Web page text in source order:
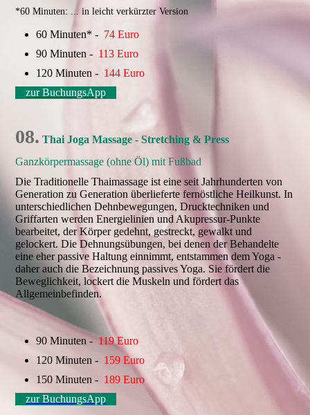
*60 Minuten: ... in leicht verkürzter Version
60 Minuten* - 74 Euro
90 Minuten - 113 Euro
120 Minuten - 144 Euro
zur BuchungsApp
08. Thai Joga Massage - Stretching & Press
Ganzkörpermassage (ohne Öl) mit Fußbad
Die Traditionelle Thaimassage ist eine seit Jahrhunderten von
Generation zu Generation überlieferte fernöstliche Heilkunst. In
unterschiedlichen Dehnbewegungen, Drucktechniken und
Griffarten werden Energielinien und Akupressur-Punkte
bearbeitet, der Körper gedehnt, gestreckt, gewalkt und
gelockert. Die Dehnungsübungen, bei denen der Behandelte
eine eher passive Haltung einnimmt, entstammen dem Yoga -
daher auch die Bezeichnung passives Yoga. Sie fördert die
Beweglichkeit, lockert die Muskeln und fördert das
Allgemeinbefinden.
90 Minuten -119 Euro
120 Minuten - 159 Euro
150 Minuten - 189 Euro
zur BuchungsApp